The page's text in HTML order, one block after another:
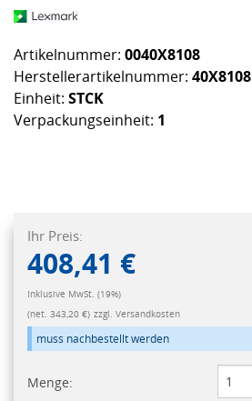
Artikelnummer: 0040X8108
Herstellerartikelnummer: 40X8108
Einheit: STCK
Verpackungseinheit: 1
Ihr Preis:
408,41 €
Inklusive MwSt. (19%)
(net. 343,20 €) zzgl. Versandkosten
muss nachbestellt werden
Menge: